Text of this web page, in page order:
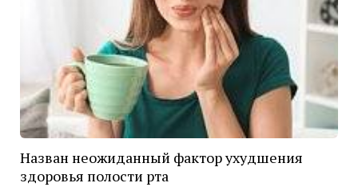
Назван неожиданный фактор ухудшения
здоровья полости рта